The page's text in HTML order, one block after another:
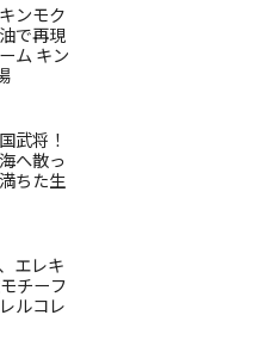
ンモク
で再現
ム キン
武将！
へ散っ
ちた生
エレキ
チーフ
ルコレ